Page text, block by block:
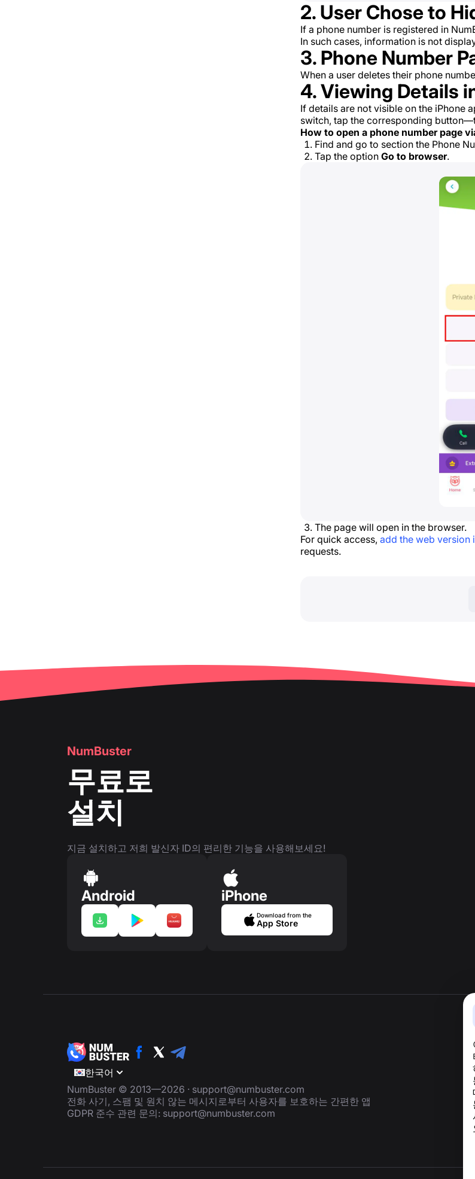
2. User Chose to
If a phone number is registered in
In such cases, information is not
3. Phone Number
When a user deletes their phone
4. Viewing Details
If details are not visible on the iPhone
switch, tap the corresponding
How to open a phone number page
Find and go to section the Phone
Tap the option Go to browser.
The page will open in the browser.
For quick access, add the web version
requests.
NumBuster
무료로
설치
지금 설치하고 저희 발신자 ID의 편리한 기능을 사용해보세요!
Android iPhone
Download from the
App Store
한국어
NumBuster © 2013—2026 · support@numbuster.com
전화 사기, 스팸 및 원치 않는 메시지로부터 사용자를 보호하는 간편한 앱
GDPR 준수 관련 문의: support@numbuster.com